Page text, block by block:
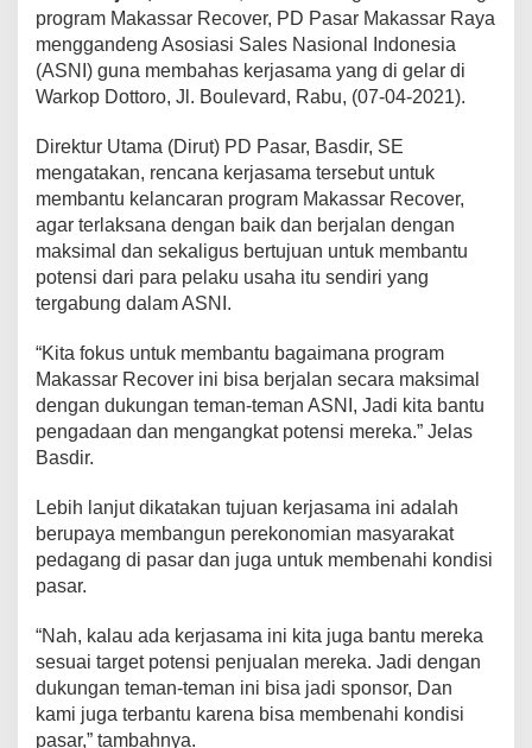
P
D
a
s
r
M
k
a
s
s
a
n
d
n
s
o
i
S
a
e
program Makassar Recover, PD Pasar Makassar Raya
menggandeng Asosiasi Sales Nasional Indonesia
(ASNI) guna membahas kerjasama yang di gelar di
Warkop Dottoro, Jl. Boulevard, Rabu, (07-04-2021).
Direktur Utama (Dirut) PD Pasar, Basdir, SE
mengatakan, rencana kerjasama tersebut untuk
membantu kelancaran program Makassar Recover,
agar terlaksana dengan baik dan berjalan dengan
maksimal dan sekaligus bertujuan untuk membantu
potensi dari para pelaku usaha itu sendiri yang
tergabung dalam ASNI.
“Kita fokus untuk membantu bagaimana program
Makassar Recover ini bisa berjalan secara maksimal
dengan dukungan teman-teman ASNI, Jadi kita bantu
pengadaan dan mengangkat potensi mereka.” Jelas
Basdir.
Lebih lanjut dikatakan tujuan kerjasama ini adalah
berupaya membangun perekonomian masyarakat
pedagang di pasar dan juga untuk membenahi kondisi
pasar.
“Nah, kalau ada kerjasama ini kita juga bantu mereka
sesuai target potensi penjualan mereka. Jadi dengan
dukungan teman-teman ini bisa jadi sponsor, Dan
kami juga terbantu karena bisa membenahi kondisi
pasar,” tambahnya.